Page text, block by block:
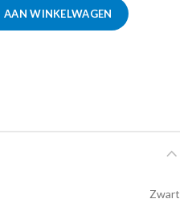
AAN WINKELWAGEN
Zwart